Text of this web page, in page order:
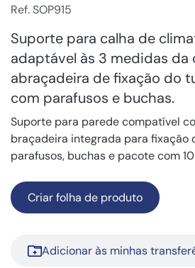
Ref. SOP915
Suporte para calha de
adaptável às 3 medidas da
abraçadeira de fixação do
com parafusos e buchas.
Suporte para parede compatível
braçadeira integrada para fixação
parafusos, buchas e pacote com
Criar folha de produto
Adicionar às minhas